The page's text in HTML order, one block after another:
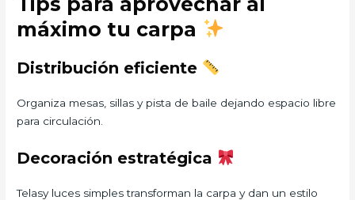
máximo tu carpa
Distribución eficiente
Organiza mesas, sillas y pista de baile dejando espacio libre
para circulación.
Decoración estratégica
Telasy luces simples transforman la carpa y dan un estilo